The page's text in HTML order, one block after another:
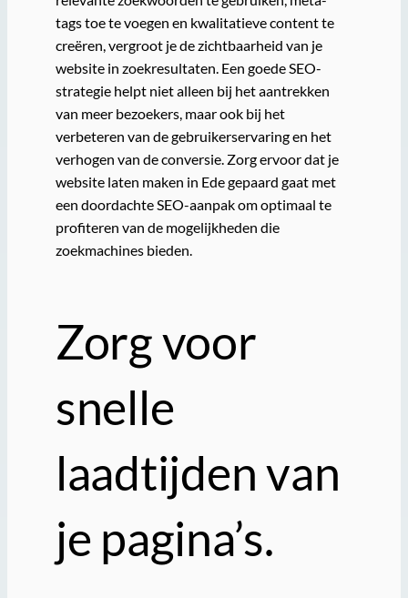
tags toe te voegen en kwalitatieve content te
creëren, vergroot je de zichtbaarheid van je
website in zoekresultaten. Een goede SEO-
strategie helpt niet alleen bij het aantrekken
van meer bezoekers, maar ook bij het
verbeteren van de gebruikerservaring en het
verhogen van de conversie. Zorg ervoor dat je
website laten maken in Ede gepaard gaat met
een doordachte SEO-aanpak om optimaal te
profiteren van de mogelijkheden die
zoekmachines bieden.
Zorg voor
snelle
laadtijden van
je pagina’s.